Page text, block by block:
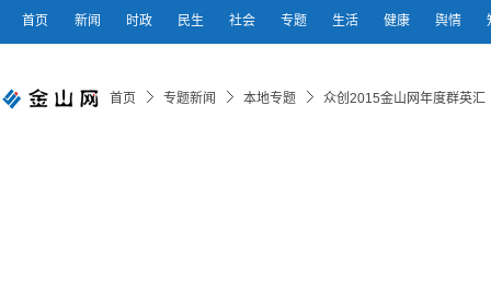
首页 新闻 时政 民生 社会 专题 生活 健康 舆情
首页 专题新闻 本地专题 众创2015金山网年度群英汇